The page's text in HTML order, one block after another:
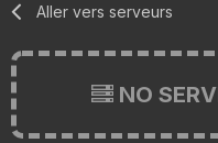
Aller vers serveurs
NO